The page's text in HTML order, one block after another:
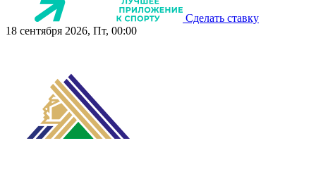
Сделать ставку
18 сентября 2026, Пт, 00:00